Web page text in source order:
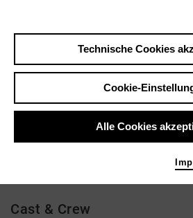
Schweden 1920 | 85 min.
Regie: John W. Brunius
kein Angebot eingestellt
Cast & Crew
Technische Cookies
Cookie-
Alle Cookies